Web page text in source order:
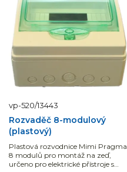
vp-520/13443
Rozvaděč 8-modulový
(plastový)
Plastová rozvodnice Mimi Pragma
8 modulů pro montáž na zeď,
určeno pro elektrické přístroje s